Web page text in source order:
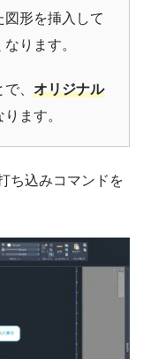
形を挿入して
ります。
、 オリジナル
ます。
ち込みコマンドを